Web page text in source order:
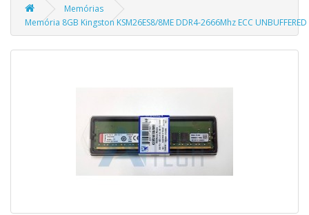
Memórias
Memória 8GB Kingston KSM26ES8/8ME DDR4-2666Mhz ECC